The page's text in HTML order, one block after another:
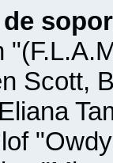
Scott,